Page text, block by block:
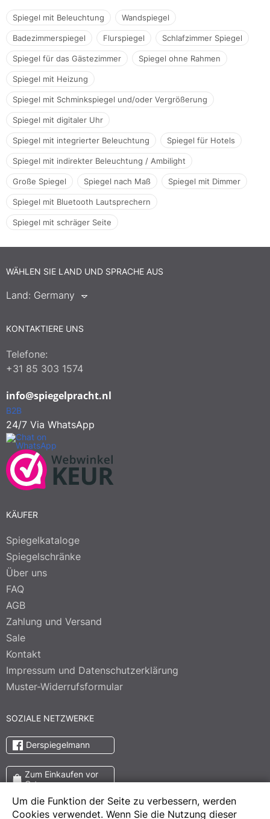
Um die Funktion der Seite zu verbessern, werden
Cookies verwendet. Wenn Sie die Nutzung dieser
Spiegel mit Beleuchtung Wandspiegel
Badezimmerspiegel Flurspiegel Schlafzimmer Spiegel
Spiegel für das Gästezimmer Spiegel ohne Rahmen
Spiegel mit Heizung
Spiegel mit Schminkspiegel und/oder Vergrößerung
Spiegel mit digitaler Uhr
Spiegel mit integrierter Beleuchtung Spiegel für Hotels
Spiegel mit indirekter Beleuchtung / Ambilight
Große Spiegel Spiegel nach Maß Spiegel mit Dimmer
Spiegel mit Bluetooth Lautsprechern
Spiegel mit schräger Seite
WÄHLEN SIE LAND UND SPRACHE AUS
Land: Germany
KONTAKTIERE UNS
Telefone:
+31 85 303 1574
info@spiegelpracht.nl
B2B
24/7 Via WhatsApp
KÄUFER
Spiegelkataloge
Spiegelschränke
Über uns
FAQ
AGB
Zahlung und Versand
Sale
Kontakt
Impressum und Datenschutzerklärung
Muster-Widerrufsformular
SOZIALE NETZWERKE
Derspiegelmann
Zum Einkaufen vor
Ort